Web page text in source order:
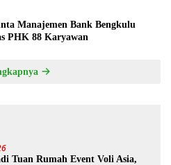
Manajemen Bank Bengkulu
PHK 88 Karyawan
Tuan Rumah Event Voli Asia,